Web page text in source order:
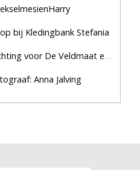
bij Kledingbank Stefania
voor De Veldmaat en De Pas
Anna Jalving